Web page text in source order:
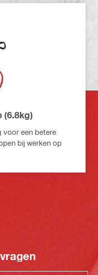
(6.8kg)
voor een betere
bij werken op